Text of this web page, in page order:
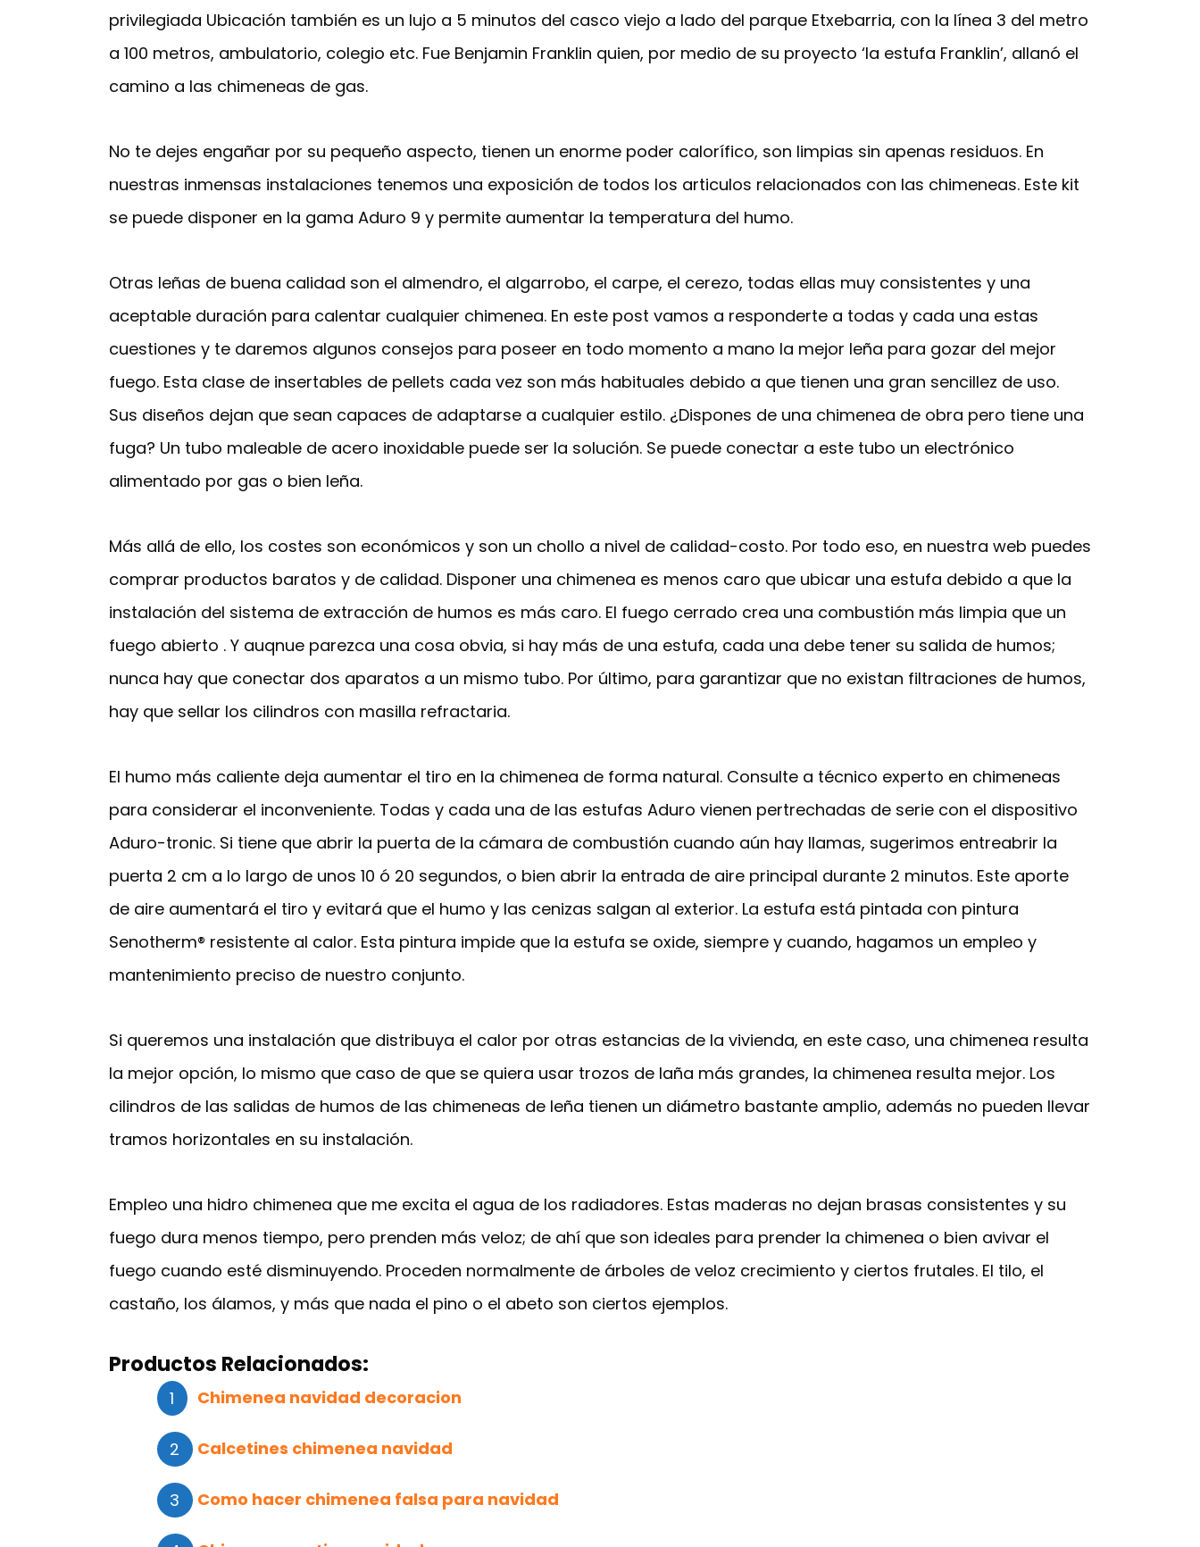
privilegiada Ubicación también es un lujo a 5 minutos del casco viejo a lado del parque Etxebarria, con la línea 3 del metro
a 100 metros, ambulatorio, colegio etc. Fue Benjamin Franklin quien, por medio de su proyecto ‘la estufa Franklin’, allanó el
camino a las chimeneas de gas.
No te dejes engañar por su pequeño aspecto, tienen un enorme poder calorífico, son limpias sin apenas residuos. En
nuestras inmensas instalaciones tenemos una exposición de todos los articulos relacionados con las chimeneas. Este kit
se puede disponer en la gama Aduro 9 y permite aumentar la temperatura del humo.
Otras leñas de buena calidad son el almendro, el algarrobo, el carpe, el cerezo, todas ellas muy consistentes y una
aceptable duración para calentar cualquier chimenea. En este post vamos a responderte a todas y cada una estas
cuestiones y te daremos algunos consejos para poseer en todo momento a mano la mejor leña para gozar del mejor
fuego. Esta clase de insertables de pellets cada vez son más habituales debido a que tienen una gran sencillez de uso.
Sus diseños dejan que sean capaces de adaptarse a cualquier estilo. ¿Dispones de una chimenea de obra pero tiene una
fuga? Un tubo maleable de acero inoxidable puede ser la solución. Se puede conectar a este tubo un electrónico
alimentado por gas o bien leña.
Más allá de ello, los costes son económicos y son un chollo a nivel de calidad-costo. Por todo eso, en nuestra web puedes
comprar productos baratos y de calidad. Disponer una chimenea es menos caro que ubicar una estufa debido a que la
instalación del sistema de extracción de humos es más caro. El fuego cerrado crea una combustión más limpia que un
fuego abierto . Y auqnue parezca una cosa obvia, si hay más de una estufa, cada una debe tener su salida de humos;
nunca hay que conectar dos aparatos a un mismo tubo. Por último, para garantizar que no existan filtraciones de humos,
hay que sellar los cilindros con masilla refractaria.
El humo más caliente deja aumentar el tiro en la chimenea de forma natural. Consulte a técnico experto en chimeneas
para considerar el inconveniente. Todas y cada una de las estufas Aduro vienen pertrechadas de serie con el dispositivo
Aduro-tronic. Si tiene que abrir la puerta de la cámara de combustión cuando aún hay llamas, sugerimos entreabrir la
puerta 2 cm a lo largo de unos 10 ó 20 segundos, o bien abrir la entrada de aire principal durante 2 minutos. Este aporte
de aire aumentará el tiro y evitará que el humo y las cenizas salgan al exterior. La estufa está pintada con pintura
Senotherm® resistente al calor. Esta pintura impide que la estufa se oxide, siempre y cuando, hagamos un empleo y
mantenimiento preciso de nuestro conjunto.
Si queremos una instalación que distribuya el calor por otras estancias de la vivienda, en este caso, una chimenea resulta
la mejor opción, lo mismo que caso de que se quiera usar trozos de laña más grandes, la chimenea resulta mejor. Los
cilindros de las salidas de humos de las chimeneas de leña tienen un diámetro bastante amplio, además no pueden llevar
tramos horizontales en su instalación.
Empleo una hidro chimenea que me excita el agua de los radiadores. Estas maderas no dejan brasas consistentes y su
fuego dura menos tiempo, pero prenden más veloz; de ahí que son ideales para prender la chimenea o bien avivar el
fuego cuando esté disminuyendo. Proceden normalmente de árboles de veloz crecimiento y ciertos frutales. El tilo, el
castaño, los álamos, y más que nada el pino o el abeto son ciertos ejemplos.
Productos Relacionados:
Chimenea navidad decoracion
Calcetines chimenea navidad
Como hacer chimenea falsa para navidad